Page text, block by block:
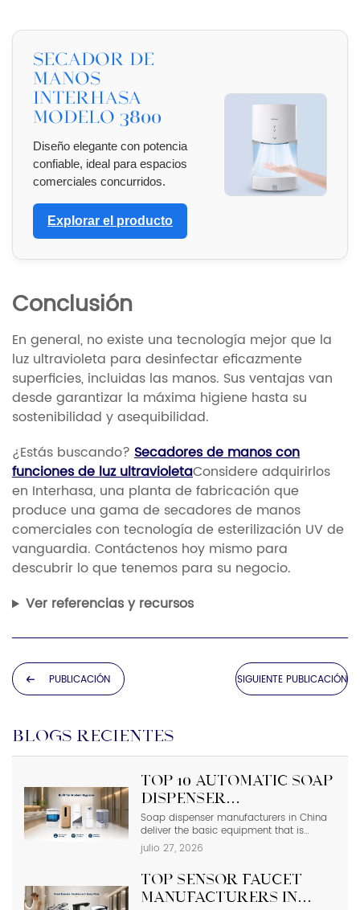
Secador de
manos
Interhasa
modelo 3800
Diseño elegante con potencia
confiable, ideal para espacios
comerciales concurridos.
Explorar el producto
Conclusión
En general, no existe una tecnología mejor que la
luz ultravioleta para desinfectar eficazmente
superficies, incluidas las manos. Sus ventajas van
desde garantizar la máxima higiene hasta su
sostenibilidad y asequibilidad.
¿Estás buscando? Secadores de manos con
funciones de luz ultravioletaConsidere adquirirlos
en Interhasa, una planta de fabricación que
produce una gama de secadores de manos
comerciales con tecnología de esterilización UV de
vanguardia. Contáctenos hoy mismo para
descubrir lo que tenemos para su negocio.
Ver referencias y recursos
PUBLICACIÓN SIGUIENTE PUBLICACIÓN
BLOGS RECIENTES
Top 10 Automatic Soap
Dispenser
Manufacturers in
China
Soap dispenser manufacturers in China
deliver the basic equipment that is
needed in modern commercial
bathrooms where hygiene stands first
even a failure of one sensor causes the
soap to run out and makes the floor
julio 27, 2026
Top Sensor Faucet
Manufacturers in